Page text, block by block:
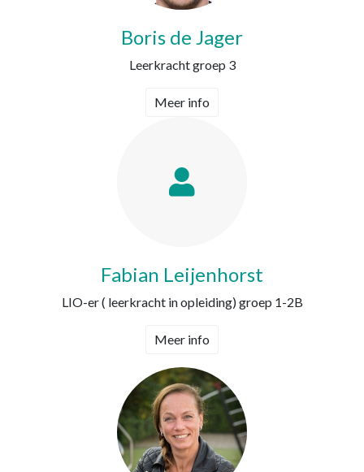
Boris de Jager
Leerkracht groep 3
Meer info
Fabian Leijenhorst
LIO-er ( leerkracht in opleiding) groep 1-2B
Meer info